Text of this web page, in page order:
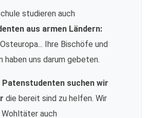
studieren auch
aus armen Ländern:
Ihre Bischöfe und
haben uns darum gebeten.
Patenstudenten suchen wir
die bereit sind zu helfen. Wir
Wohltäter auch